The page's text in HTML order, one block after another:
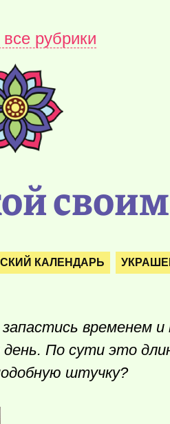
рубрики
КАЛЕНДАРЬ
временем и
По сути это
штучку?